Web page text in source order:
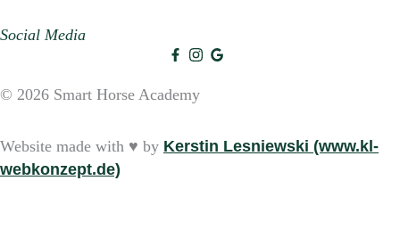
Social Media
© 2026 Smart Horse Academy
Website made with ♥ by Kerstin Lesniewski (www.kl-
webkonzept.de)